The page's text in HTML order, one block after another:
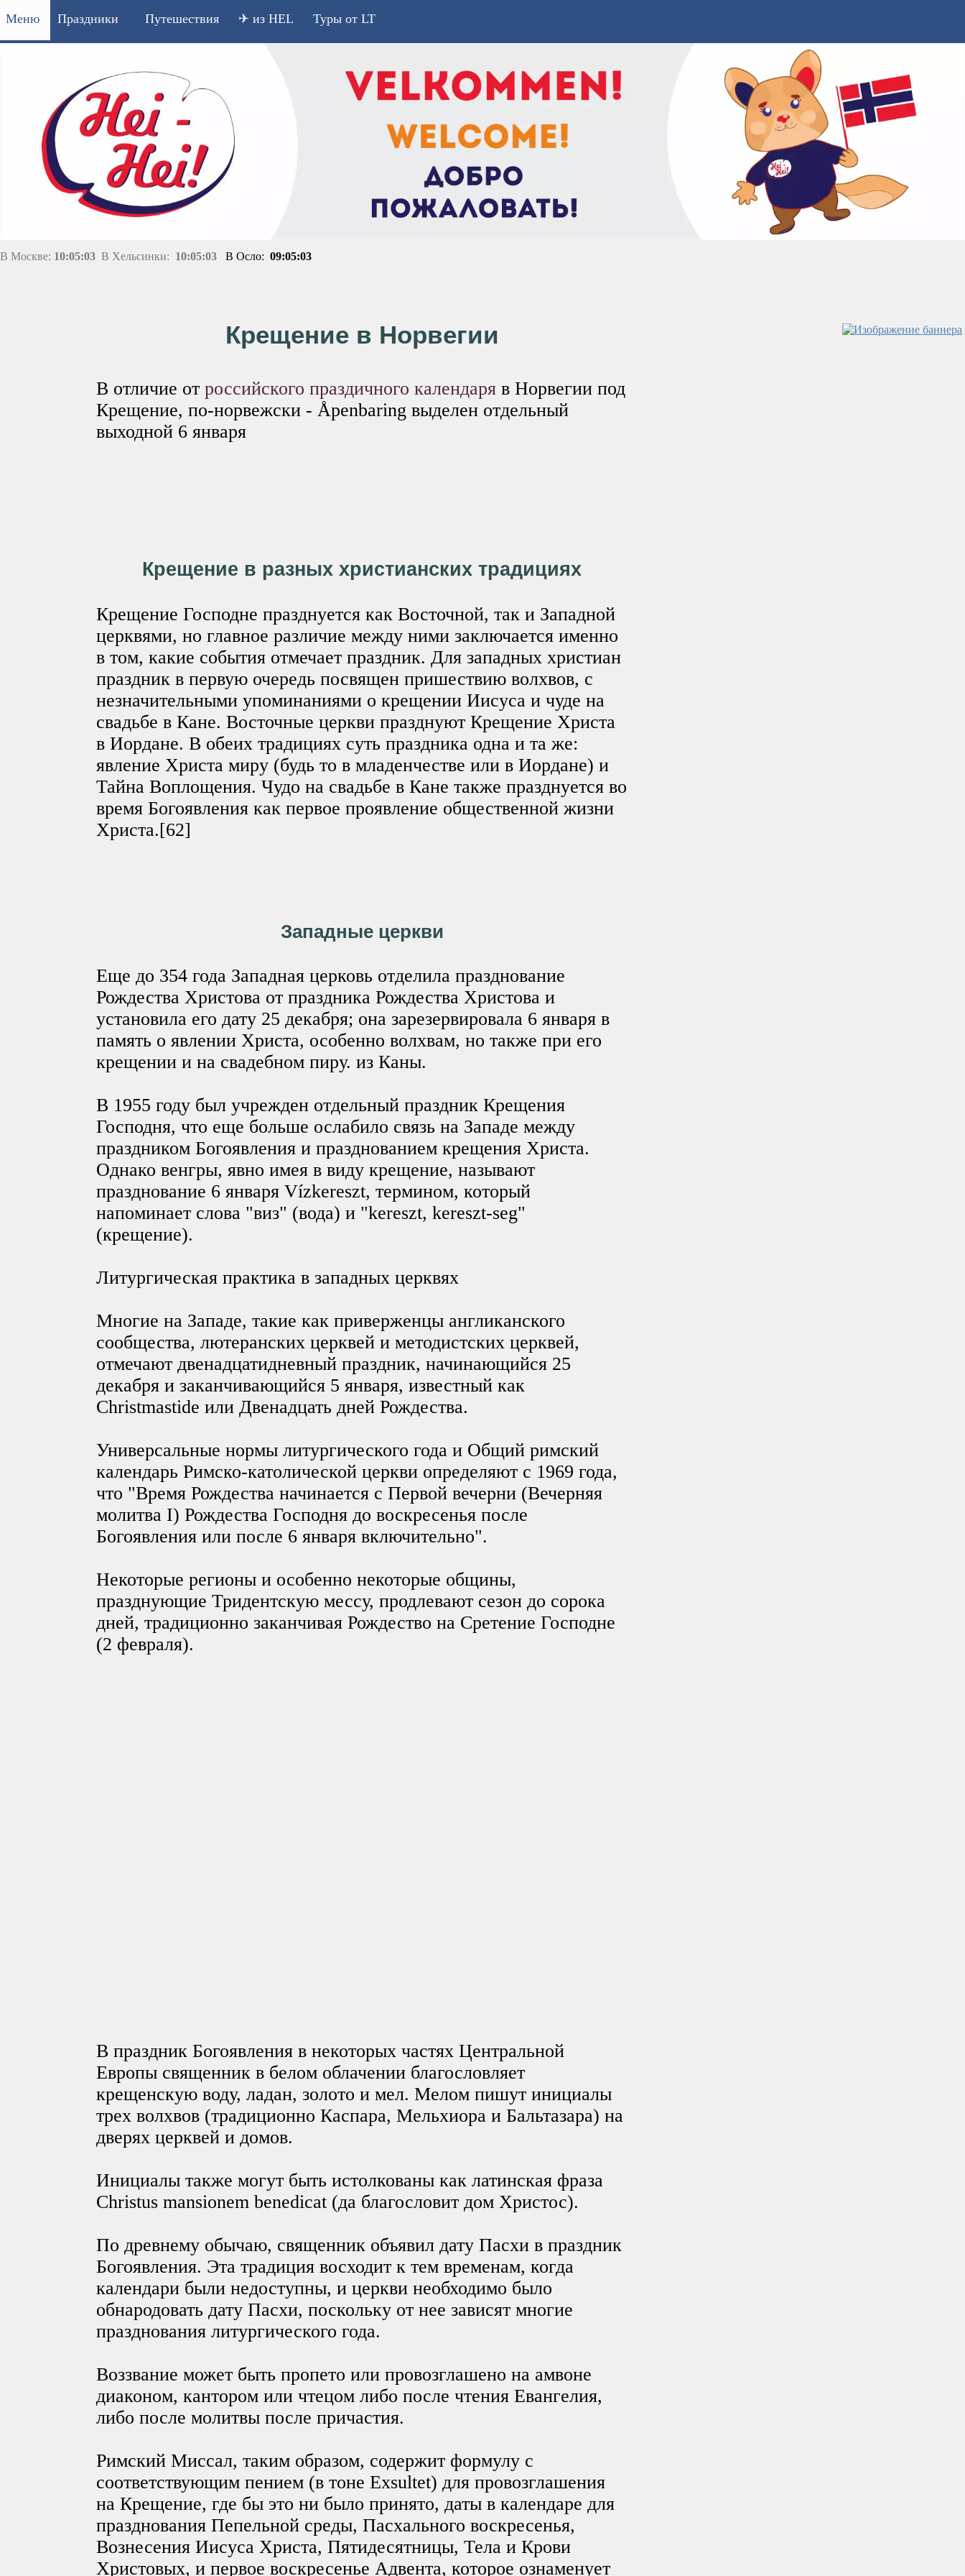
Меню Праздники Путешествия ✈ из HEL Туры от LT
В Москве: 10:05:03 В Хельсинки: 10:05:03 В Осло: 09:05:03
Крещение в Норвегии
В отличие отроссийского праздичного календаря в Норвегии под
Крещение, по-норвежски - Åpenbaring выделен отдельный
выходной 6 января
Крещение в разных христианских традициях
Крещение Господне празднуется как Восточной, так и Западной
церквями, но главное различие между ними заключается именно
в том, какие события отмечает праздник. Для западных христиан
праздник в первую очередь посвящен пришествию волхвов, с
незначительными упоминаниями о крещении Иисуса и чуде на
свадьбе в Кане. Восточные церкви празднуют Крещение Христа
в Иордане. В обеих традициях суть праздника одна и та же:
явление Христа миру (будь то в младенчестве или в Иордане) и
Тайна Воплощения. Чудо на свадьбе в Кане также празднуется во
время Богоявления как первое проявление общественной жизни
Христа.[62]
Западные церкви
Еще до 354 года Западная церковь отделила празднование
Рождества Христова от праздника Рождества Христова и
установила его дату 25 декабря; она зарезервировала 6 января в
память о явлении Христа, особенно волхвам, но также при его
крещении и на свадебном пиру. из Каны.
В 1955 году был учрежден отдельный праздник Крещения
Господня, что еще больше ослабило связь на Западе между
праздником Богоявления и празднованием крещения Христа.
Однако венгры, явно имея в виду крещение, называют
празднование 6 января Vízkereszt, термином, который
напоминает слова "виз" (вода) и "kereszt, kereszt-seg"
(крещение).
Литургическая практика в западных церквях
Многие на Западе, такие как приверженцы англиканского
сообщества, лютеранских церквей и методистских церквей,
отмечают двенадцатидневный праздник, начинающийся 25
декабря и заканчивающийся 5 января, известный как
Christmastide или Двенадцать дней Рождества.
Универсальные нормы литургического года и Общий римский
календарь Римско-католической церкви определяют с 1969 года,
что "Время Рождества начинается с Первой вечерни (Вечерняя
молитва I) Рождества Господня до воскресенья после
Богоявления или после 6 января включительно".
Некоторые регионы и особенно некоторые общины,
празднующие Тридентскую мессу, продлевают сезон до сорока
дней, традиционно заканчивая Рождество на Сретение Господне
(2 февраля).
В праздник Богоявления в некоторых частях Центральной
Европы священник в белом облачении благословляет
крещенскую воду, ладан, золото и мел. Мелом пишут инициалы
трех волхвов (традиционно Каспара, Мельхиора и Бальтазара) на
дверях церквей и домов.
Инициалы также могут быть истолкованы как латинская фраза
Christus mansionem benedicat (да благословит дом Христос).
По древнему обычаю, священник объявил дату Пасхи в праздник
Богоявления. Эта традиция восходит к тем временам, когда
календари были недоступны, и церкви необходимо было
обнародовать дату Пасхи, поскольку от нее зависят многие
празднования литургического года.
Воззвание может быть пропето или провозглашено на амвоне
диаконом, кантором или чтецом либо после чтения Евангелия,
либо после молитвы после причастия.
Римский Миссал, таким образом, содержит формулу с
соответствующим пением (в тоне Exsultet) для провозглашения
на Крещение, где бы это ни было принято, даты в календаре для
празднования Пепельной среды, Пасхального воскресенья,
Вознесения Иисуса Христа, Пятидесятницы, Тела и Крови
Христовых, и первое воскресенье Адвента, которое ознаменует